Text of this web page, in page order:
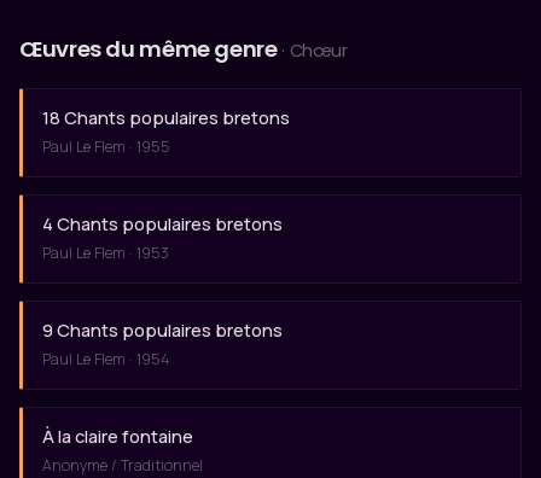
Œuvres du même genre · Chœur
18 Chants populaires bretons
Paul Le Flem · 1955
4 Chants populaires bretons
Paul Le Flem · 1953
9 Chants populaires bretons
Paul Le Flem · 1954
À la claire fontaine
Anonyme / Traditionnel